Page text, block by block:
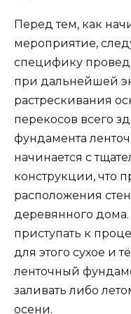
Перед тем, как
мероприятие,
специфику
при дальнейшей
растрескивания
перекосов всего
фундамента
начинается с
конструкции, что
расположения
деревянного дома.
приступать к
для этого сухое и
ленточный
заливать либо
осени.